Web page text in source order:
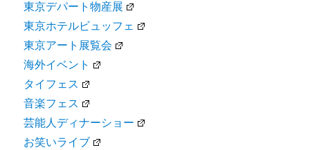
東京デパート物産展
東京ホテルビュッフェ
東京アート展覧会
海外イベント
タイフェス
音楽フェス
芸能人ディナーショー
お笑いライブ